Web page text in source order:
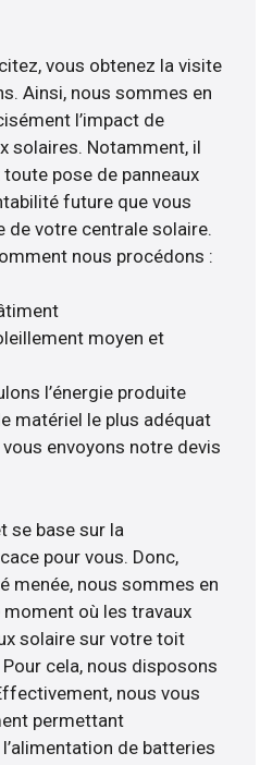
vous obtenez la visite
Ainsi, nous sommes en
l’impact de
solaires. Notamment, il
pose de panneaux
future que vous
de votre centrale solaire.
nous procédons :
moyen et
l’énergie produite
matériel le plus adéquat
envoyons notre devis
se base sur la
pour vous. Donc,
menée, nous sommes en
où les travaux
solaire sur votre toit
cela, nous disposons
nous vous
permettant
de batteries